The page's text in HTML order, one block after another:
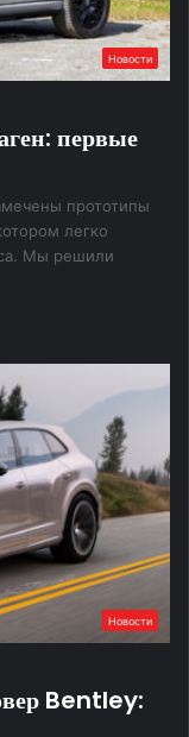
Новости
первые
прототипы
легко
Мы решили
Новости
Bentley: